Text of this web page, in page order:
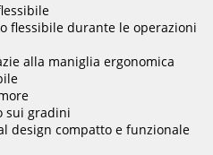
flessibile durante le operazioni
alla maniglia ergonomica
sui gradini
design compatto e funzionale